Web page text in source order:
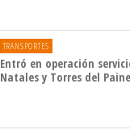
TRANSPORTES
Entró en operación
Natales y Torres del Paine